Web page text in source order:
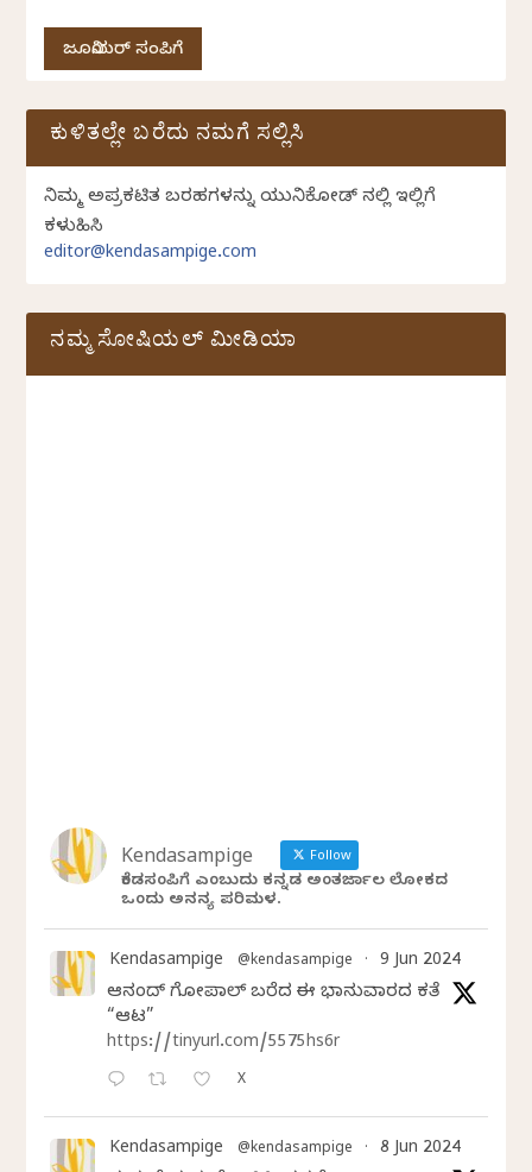
ಜೂನಿಯರ್ ಸಂಪಿಗೆ
ಕುಳಿತಲ್ಲೇ ಬರೆದು ನಮಗೆ ಸಲ್ಲಿಸಿ
ನಿಮ್ಮ ಅಪ್ರಕಟಿತ ಬರಹಗಳನ್ನು ಯುನಿಕೋಡ್ ನಲ್ಲಿ ಇಲ್ಲಿಗೆ
ಕಳುಹಿಸಿ
editor@kendasampige.com
ನಮ್ಮ ಸೋಷಿಯಲ್‌ ಮೀಡಿಯಾ
Kendasampige Follow
ಕೆಂಡಸಂಪಿಗೆ ಎಂಬುದು ಕನ್ನಡ ಅಂತರ್ಜಾಲ ಲೋಕದ
ಒಂದು ಅನನ್ಯ ಪರಿಮಳ.
Kendasampige @kendasampige · 9 Jun 2024
ಆನಂದ್‌ ಗೋಪಾಲ್‌ ಬರೆದ ಈ ಭಾನುವಾರದ ಕತೆ
“ಆಟ”
https://tinyurl.com/5575hs6r
X
Kendasampige @kendasampige · 8 Jun 2024